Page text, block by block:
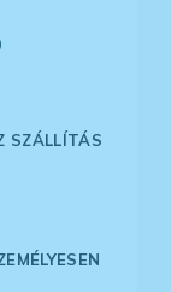
SZÁLLÍTÁS